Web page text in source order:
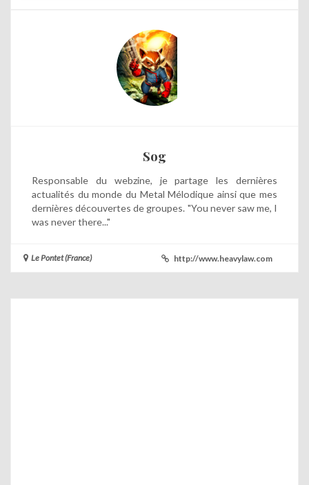
Sog
Responsable du webzine, je partage les dernières
actualités du monde du Metal Mélodique ainsi que mes
dernières découvertes de groupes. "You never saw me, I
was never there..."
Le Pontet (France) http://www.heavylaw.com